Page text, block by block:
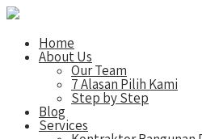
Home
About Us
Our Team
7 Alasan Pilih Kami
Step by Step
Blog
Services